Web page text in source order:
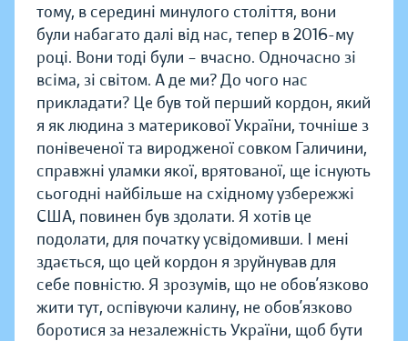
тому, в середині минулого століття, вони
були набагато далі від нас, тепер в 2016-му
році. Вони тоді були – вчасно. Одночасно зі
всіма, зі світом. А де ми? До чого нас
прикладати? Це був той перший кордон, який
я як людина з материкової України, точніше з
понівеченої та виродженої совком Галичини,
справжні уламки якої, врятованої, ще існують
сьогодні найбільше на східному узбережжі
США, повинен був здолати. Я хотів це
подолати, для початку усвідомивши. І мені
здається, що цей кордон я зруйнував для
себе повністю. Я зрозумів, що не обов’язково
жити тут, оспівуючи калину, не обов’язково
боротися за незалежність України, щоб бути